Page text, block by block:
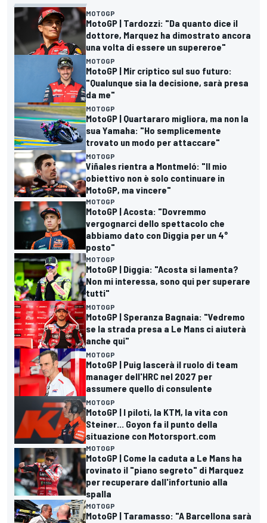
MOTOGP
MotoGP | Tardozzi: "Da quanto dice il
dottore, Marquez ha dimostrato ancora
una volta di essere un supereroe"
MOTOGP
MotoGP | Mir criptico sul suo futuro:
"Qualunque sia la decisione, sarà presa
da me"
MOTOGP
MotoGP | Quartararo migliora, ma non la
sua Yamaha: "Ho semplicemente
trovato un modo per attaccare"
MOTOGP
Viñales rientra a Montmeló: "Il mio
obiettivo non è solo continuare in
MotoGP, ma vincere"
MOTOGP
MotoGP | Acosta: "Dovremmo
vergognarci dello spettacolo che
abbiamo dato con Diggia per un 4°
posto"
MOTOGP
MotoGP | Diggia: "Acosta si lamenta?
Non mi interessa, sono qui per superare
tutti"
MOTOGP
MotoGP | Speranza Bagnaia: "Vedremo
se la strada presa a Le Mans ci aiuterà
anche qui"
MOTOGP
MotoGP | Puig lascerà il ruolo di team
manager dell'HRC nel 2027 per
assumere quello di consulente
MOTOGP
MotoGP | I piloti, la KTM, la vita con
Steiner... Goyon fa il punto della
situazione con Motorsport.com
MOTOGP
MotoGP | Come la caduta a Le Mans ha
rovinato il "piano segreto" di Marquez
per recuperare dall'infortunio alla
spalla
MOTOGP
MotoGP | Taramasso: "A Barcellona sarà